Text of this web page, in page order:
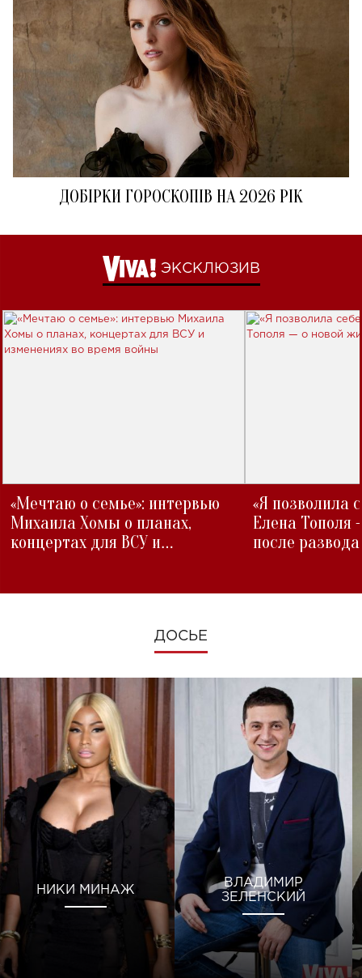
ДОБІРКИ ГОРОСКОПІВ НА 2026 РІК
ЭКСКЛЮЗИВ
«Мечтаю о семье»: интервью
Михаила Хомы о планах,
концертах для ВСУ и
«Я позволила
Елена Тополя
после развода
ДОСЬЕ
НИКИ МИНАЖ
ВЛАДИМИР
ЗЕЛЕНСКИЙ